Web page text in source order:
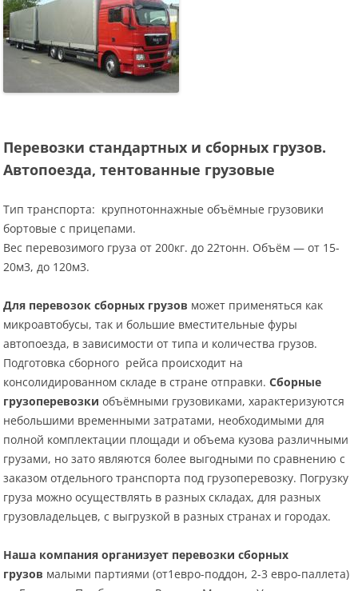
Перевозки стандартных и сборных грузов.
Автопоезда, тентованные грузовые
Тип транспорта: крупнотоннажные объёмные грузовики
бортовые с прицепами.
Вес перевозимого груза от 200кг. до 22тонн. Объём — от 15-
20м3, до 120м3.
Для перевозок сборных грузов может применяться как
микроавтобусы, так и большие вместительные фуры
автопоезда, в зависимости от типа и количества грузов.
Подготовка сборного рейса происходит на
консолидированном складе в стране отправки. Сборные
грузоперевозки объёмными грузовиками, характеризуются
небольшими временными затратами, необходимыми для
полной комплектации площади и объема кузова различными
грузами, но зато являются более выгодными по сравнению с
заказом отдельного транспорта под грузоперевозку. Погрузку
груза можно осуществлять в разных складах, для разных
грузовладельцев, с выгрузкой в разных странах и городах.
Наша компания организует перевозки сборных
грузов малыми партиями (от1евро-поддон, 2-3 евро-паллета)